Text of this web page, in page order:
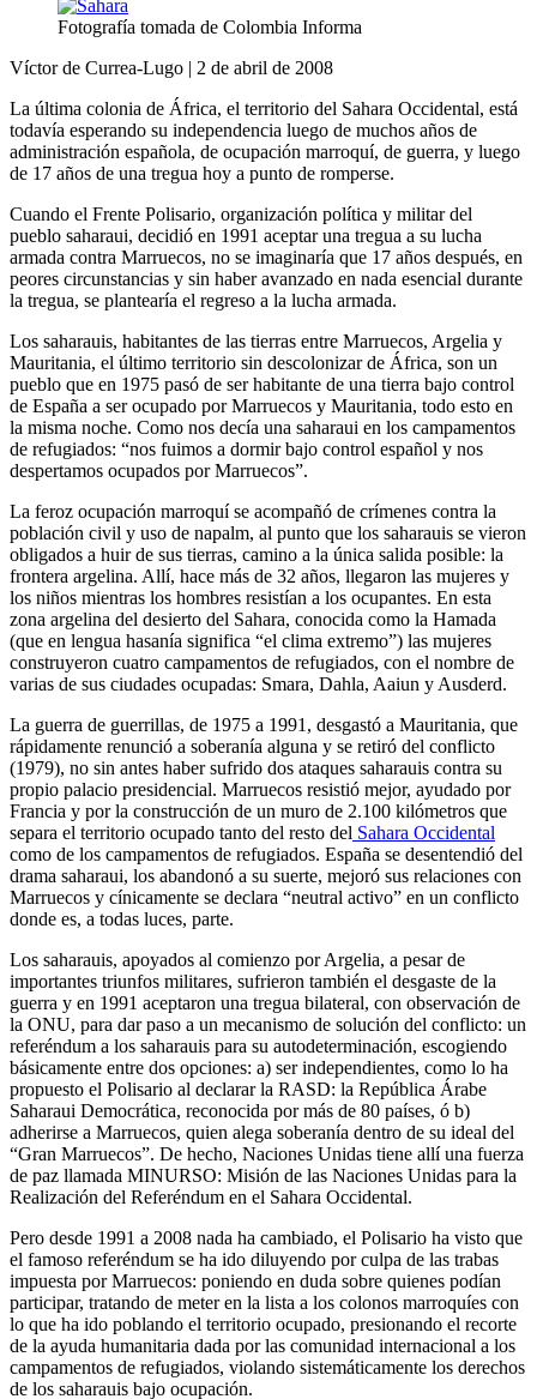
Fotografía tomada de Colombia Informa
Víctor de Currea-Lugo | 2 de abril de 2008
La última colonia de África, el territorio del Sahara Occidental, está
todavía esperando su independencia luego de muchos años de
administración española, de ocupación marroquí, de guerra, y luego
de 17 años de una tregua hoy a punto de romperse.
Cuando el Frente Polisario, organización política y militar del
pueblo saharaui, decidió en 1991 aceptar una tregua a su lucha
armada contra Marruecos, no se imaginaría que 17 años después, en
peores circunstancias y sin haber avanzado en nada esencial durante
la tregua, se plantearía el regreso a la lucha armada.
Los saharauis, habitantes de las tierras entre Marruecos, Argelia y
Mauritania, el último territorio sin descolonizar de África, son un
pueblo que en 1975 pasó de ser habitante de una tierra bajo control
de España a ser ocupado por Marruecos y Mauritania, todo esto en
la misma noche. Como nos decía una saharaui en los campamentos
de refugiados: “nos fuimos a dormir bajo control español y nos
despertamos ocupados por Marruecos”.
La feroz ocupación marroquí se acompañó de crímenes contra la
población civil y uso de napalm, al punto que los saharauis se vieron
obligados a huir de sus tierras, camino a la única salida posible: la
frontera argelina. Allí, hace más de 32 años, llegaron las mujeres y
los niños mientras los hombres resistían a los ocupantes. En esta
zona argelina del desierto del Sahara, conocida como la Hamada
(que en lengua hasanía significa “el clima extremo”) las mujeres
construyeron cuatro campamentos de refugiados, con el nombre de
varias de sus ciudades ocupadas: Smara, Dahla, Aaiun y Ausderd.
La guerra de guerrillas, de 1975 a 1991, desgastó a Mauritania, que
rápidamente renunció a soberanía alguna y se retiró del conflicto
(1979), no sin antes haber sufrido dos ataques saharauis contra su
propio palacio presidencial. Marruecos resistió mejor, ayudado por
Francia y por la construcción de un muro de 2.100 kilómetros que
separa el territorio ocupado tanto del resto del Sahara Occidental
como de los campamentos de refugiados. España se desentendió del
drama saharaui, los abandonó a su suerte, mejoró sus relaciones con
Marruecos y cínicamente se declara “neutral activo” en un conflicto
donde es, a todas luces, parte.
Los saharauis, apoyados al comienzo por Argelia, a pesar de
importantes triunfos militares, sufrieron también el desgaste de la
guerra y en 1991 aceptaron una tregua bilateral, con observación de
la ONU, para dar paso a un mecanismo de solución del conflicto: un
referéndum a los saharauis para su autodeterminación, escogiendo
básicamente entre dos opciones: a) ser independientes, como lo ha
propuesto el Polisario al declarar la RASD: la República Árabe
Saharaui Democrática, reconocida por más de 80 países, ó b)
adherirse a Marruecos, quien alega soberanía dentro de su ideal del
“Gran Marruecos”. De hecho, Naciones Unidas tiene allí una fuerza
de paz llamada MINURSO: Misión de las Naciones Unidas para la
Realización del Referéndum en el Sahara Occidental.
Pero desde 1991 a 2008 nada ha cambiado, el Polisario ha visto que
el famoso referéndum se ha ido diluyendo por culpa de las trabas
impuesta por Marruecos: poniendo en duda sobre quienes podían
participar, tratando de meter en la lista a los colonos marroquíes con
lo que ha ido poblando el territorio ocupado, presionando el recorte
de la ayuda humanitaria dada por las comunidad internacional a los
campamentos de refugiados, violando sistemáticamente los derechos
de los saharauis bajo ocupación.